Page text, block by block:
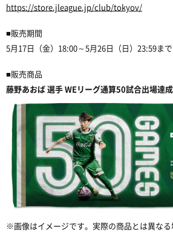
https://store.jleague.jp/club/tokyov/
■販売期間
5月17日（金）18:00～5月26日（日）23:59まで
■販売商品
藤野あおば 選手 WEリーグ通算50試合出場達
※画像はイメージです。実際の商品とは異なる